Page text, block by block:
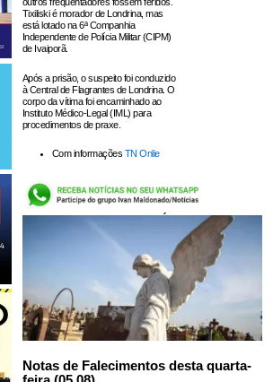
Tixiliski é morador de Londrina, mas
está lotado na 6ª Companhia
Independente de Polícia Militar (CIPM)
de Ivaiporã.
Após a prisão, o suspeito foi conduzido
à Central de Flagrantes de Londrina. O
corpo da vítima foi encaminhado ao
Instituto Médico-Legal (IML) para
procedimentos de praxe.
Com informações TN Onlie
LEIA TAMBÉM:
Notas de Falecimentos desta quarta-